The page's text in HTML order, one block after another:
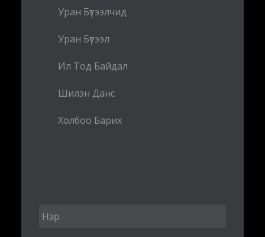
Уран Бүтээлчид
Уран Бүтээл
Ил Тод Байдал
Шилэн Данс
Холбоо Барих